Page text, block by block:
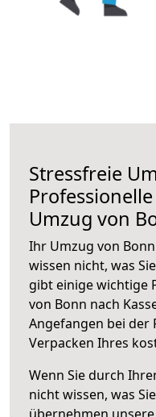
Stressfreie
Umzug von
Ihr Umzug von
wissen nicht, was
gibt einige wichtige
von Bonn nach
Angefangen bei der
Verpacken Ihres
Wenn Sie durch
nicht wissen, was